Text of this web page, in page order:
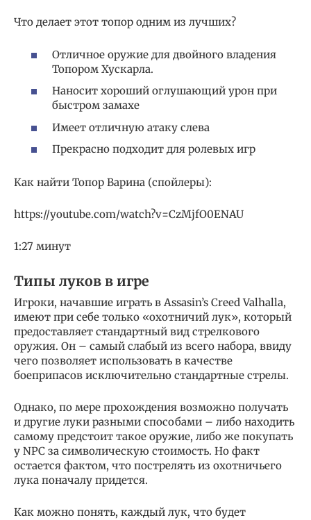
Что делает этот топор одним из лучших?
Отличное оружие для двойного владения
Топором Хускарла.
Наносит хороший оглушающий урон при
быстром замахе
Имеет отличную атаку слева
Прекрасно подходит для ролевых игр
Как найти Топор Варина (спойлеры):
https://youtube.com/watch?v=CzMjfO0ENAU
1:27 минут
Типы луков в игре
Игроки, начавшие играть в Assasin’s Creed Valhalla,
имеют при себе только «охотничий лук», который
предоставляет стандартный вид стрелкового
оружия. Он – самый слабый из всего набора, ввиду
чего позволяет использовать в качестве
боеприпасов исключительно стандартные стрелы.
Однако, по мере прохождения возможно получать
и другие луки разными способами – либо находить
самому предстоит такое оружие, либо же покупать
у NPC за символическую стоимость. Но факт
остается фактом, что пострелять из охотничьего
лука поначалу придется.
Как можно понять, каждый лук, что будет